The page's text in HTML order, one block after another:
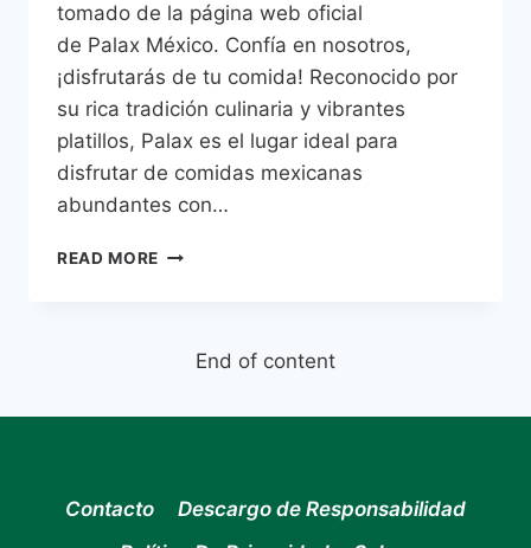
tomado de la página web oficial
de Palax México. Confía en nosotros,
¡disfrutarás de tu comida! Reconocido por
su rica tradición culinaria y vibrantes
platillos, Palax es el lugar ideal para
disfrutar de comidas mexicanas
abundantes con…
READ MORE PALAX
End of content
Contacto
Descargo de Responsabilidad